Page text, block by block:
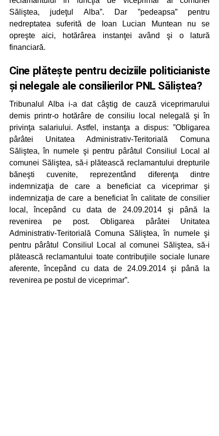
Săliştea, judeţul Alba”. Dar ”pedeapsa” pentru
nedreptatea suferită de Ioan Lucian Muntean nu se
opreşte aici, hotărârea instanţei având şi o latură
financiară.
Cine plăteşte pentru deciziile politicianiste
şi nelegale ale consilierilor PNL Săliştea?
Tribunalul Alba i-a dat câştig de cauză viceprimarului
demis printr-o hotărâre de consiliu local nelegală şi în
privinţa salariului. Astfel, instanţa a dispus: ”Obligarea
pârâtei Unitatea Administrativ-Teritorială Comuna
Săliştea, în numele şi pentru pârâtul Consiliul Local al
comunei Săliştea, să-i plătească reclamantului drepturile
băneşti cuvenite, reprezentând diferenţa dintre
indemnizaţia de care a beneficiat ca viceprimar şi
indemnizaţia de care a beneficiat în calitate de consilier
local, începând cu data de 24.09.2014 şi până la
revenirea pe post. Obligarea pârâtei Unitatea
Administrativ-Teritorială Comuna Săliştea, în numele şi
pentru pârâtul Consiliul Local al comunei Săliştea, să-i
plătească reclamantului toate contribuţiile sociale lunare
aferente, începând cu data de 24.09.2014 şi până la
revenirea pe postul de viceprimar”.